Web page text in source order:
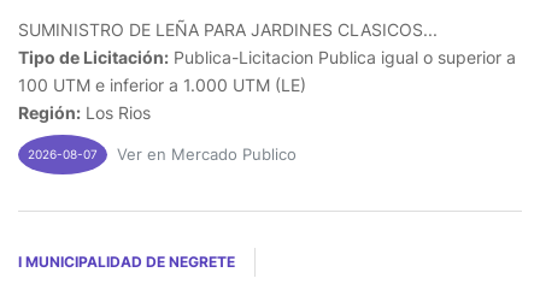
SUMINISTRO DE LEÑA PARA JARDINES CLASICOS...
Tipo de Licitación: Publica-Licitacion Publica igual o superior a
100 UTM e inferior a 1.000 UTM (LE)
Región: Los Rios
2026-08-07 Ver en Mercado Publico
I MUNICIPALIDAD DE NEGRETE